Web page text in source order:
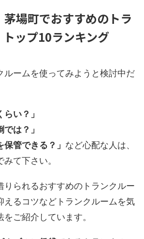
茅場町でおすすめのトラ
ップ10ランキング
ルームを使ってみようと検討中だ
らい？」
では？」
保管できる？」 など心配な人は、
て下さい。
りられるおすすめのトランクルー
えるコツなどトランクルームを気
ご紹介しています。